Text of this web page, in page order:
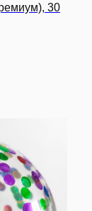
30